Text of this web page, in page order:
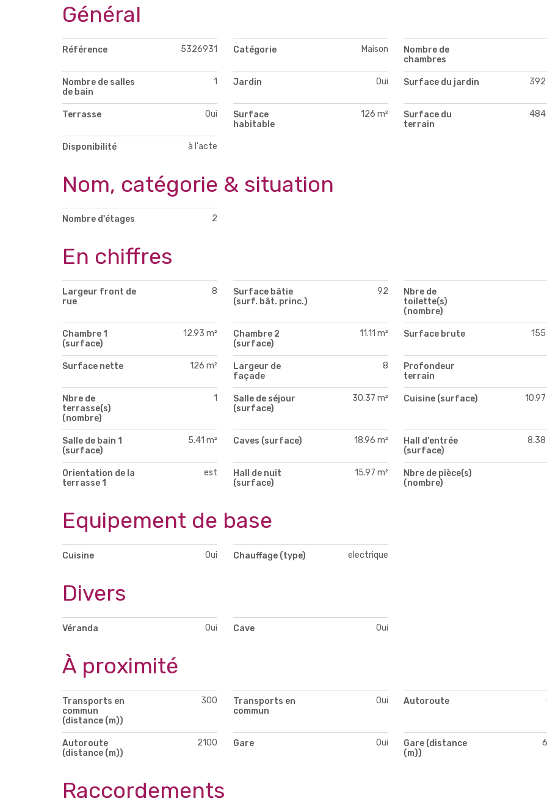
Général
Référence 5326931 Catégorie Maison
Nombre de
chambres
Nombre de salles
de bain
1 Jardin Oui Surface du jardin 392
Terrasse Oui
Surface
habitable
126 m²
Surface du
terrain
484
Disponibilité à l'acte
Nom, catégorie & situation
Nombre d'étages 2
En chiffres
Largeur front de
rue
8
Surface bâtie
(surf. bât. princ.)
92
Nbre de
toilette(s)
(nombre)
Chambre 1
(surface)
12.93 m²
Chambre 2
(surface)
11.11 m² Surface brute 155
Surface nette 126 m²
Largeur de
façade
8
Profondeur
terrain
Nbre de
terrasse(s)
(nombre)
1
Salle de séjour
(surface)
30.37 m² Cuisine (surface) 10.97
Salle de bain 1
(surface)
5.41 m² Caves (surface) 18.96 m²
Hall d'entrée
(surface)
8.38
Orientation de la
terrasse 1
est
Hall de nuit
(surface)
15.97 m²
Nbre de pièce(s)
(nombre)
Equipement de base
Cuisine Oui Chauffage (type) electrique
Divers
Véranda Oui Cave Oui
À proximité
Transports en
commun
(distance (m))
300
Transports en
commun
Oui Autoroute
Autoroute
(distance (m))
2100 Gare Oui
Gare (distance
(m))
Raccordements